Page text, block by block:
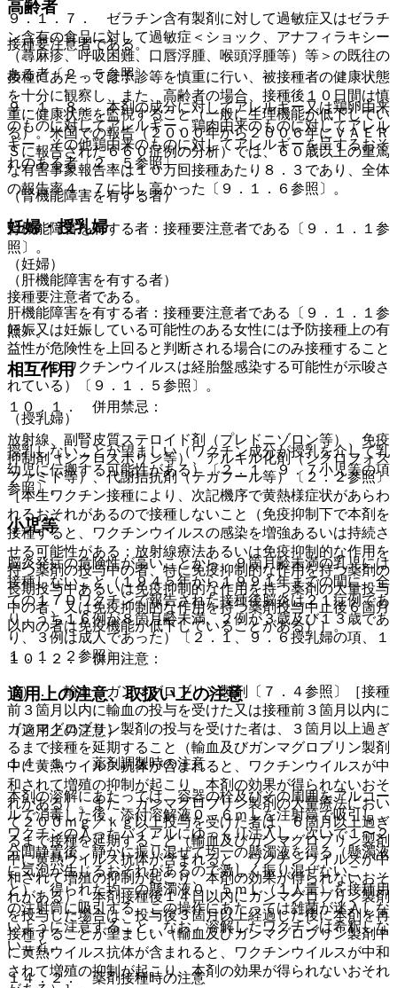
高齢者
接種要注意者である。
接種にあたっては予診等を慎重に行い、被接種者の健康状態
を十分に観察し、また、高齢者の場合、接種後１０日間は慎
重に健康状態を監視すること（一般に生理機能が低下してい
る）。米国での報告（２０００年から２００６年にＶＡＥＲ
Ｓに報告された６６０症例の分析）では、６０歳以上の重篤
な有害事象報告率は１０万回接種あたり８．３であり、全体
の報告率４．７に比し高かった〔９．１．６参照〕。
妊婦・授乳婦
（妊婦）
接種要注意者である。
妊娠又は妊娠している可能性のある女性には予防接種上の有
益性が危険性を上回ると判断される場合にのみ接種すること
（１７Ｄワクチンウイルスは経胎盤感染する可能性が示唆さ
れている）〔９．１．５参照〕。
（授乳婦）
授乳しないことが望ましい（ワクチン成分が授乳を介して乳
幼児に伝搬する可能性がある）〔２．１、９．７小児等の項
参照〕。
小児等
脳炎発症の危険性が高いことから、９箇月齢未満の乳児には
接種しないこと（１９４５年から１９９１年までの間に、全
ての１７Ｄワクチンで報告された接種後脳炎は２１症例であ
り、うち１６例が８箇月齢未満、２例が３歳及び１３歳であ
り、３例は成人であった）〔２．１、９．６授乳婦の項、１
１．１．２参照〕。
適用上の注意、取扱い上の注意
（適用上の注意）
１４．１． 薬剤調製時の注意
本剤の溶解にあたっては、容器の栓及びその周囲をアルコー
ルで消毒した後、添付溶解液０．６ｍＬを注射筒で吸引し、
ワクチンの入ったバイアルにゆっくり注入し、次いで１〜２
分間静置後、静かに振り混ぜて均一の懸濁液を得る（懸濁液
に気泡が生じるおそれがあるので激しく振り混ぜないこ
と）。得られた均一の懸濁液０．５ｍＬ（１人量）を接種用
の注射筒に吸引する。この操作にあたっては雑菌が迷入しな
いように注意すること。なお、溶解したワクチンは希釈しな
いこと。
１４．２． 薬剤接種時の注意
９．１．７． ゼラチン含有製剤に対して過敏症又はゼラチ
ン含有の食品に対して過敏症＜ショック、アナフィラキシー
（蕁麻疹、呼吸困難、口唇浮腫、喉頭浮腫等）等＞の既往の
ある者〔２．５参照〕。
９．１．８． 本剤の成分に対してアレルギー又は鶏卵由来
のものに対してアレルギー、鶏肉由来のものに対してアレル
ギー、その他鶏由来のものに対してアレルギーを呈するおそ
れのある者〔２．５参照〕。
（腎機能障害を有する者）
腎機能障害を有する者：接種要注意者である〔９．１．１参
照〕。
（肝機能障害を有する者）
肝機能障害を有する者：接種要注意者である〔９．１．１参
照〕。
相互作用
１０．１． 併用禁忌：
放射線、副腎皮質ステロイド剤（プレドニゾロン等）、免疫
抑制剤（シクロスポリン等）、アルキル化剤（シクロフォス
ファミド等）、代謝拮抗剤（テガフール等）〔２．２参照〕
［本生ワクチン接種により、次記機序で黄熱様症状があらわ
れるおそれがあるので接種しないこと（免疫抑制下で本剤を
接種すると、ワクチンウイルスの感染を増強あるいは持続さ
せる可能性がある；放射線療法あるいは免疫抑制的な作用を
持つ薬剤の投与中の者、特に免疫抑制的な作用を持つ薬剤の
長期投与中あるいは免疫抑制的な作用を持つ薬剤の大量投与
中の者、又は免疫抑制的な作用を持つ薬剤投与中止後６箇月
以内の者は免疫機能が低下していることがある）］。
１０．２． 併用注意：
１）． 輸血、ガンマグロブリン製剤〔７．４参照〕［接種
前３箇月以内に輸血の投与を受けた又は接種前３箇月以内に
ガンマグロブリン製剤の投与を受けた者は、３箇月以上過ぎ
るまで接種を延期すること（輸血及びガンマグロブリン製剤
中に黄熱ウイルス抗体が含まれると、ワクチンウイルスが中
和されて増殖の抑制が起こり、本剤の効果が得られないおそ
れがある）。また、ガンマグロブリン製剤の大量療法におい
て２００ｍｇ／ｋｇ以上投与を受けた者は、６箇月以上過ぎ
るまで接種を延期すること（輸血及びガンマグロブリン製剤
中に黄熱ウイルス抗体が含まれると、ワクチンウイルスが中
和されて増殖の抑制が起こり、本剤の効果が得られないおそ
れがある）。本剤接種後１４日以内にガンマグロブリン製剤
を投与した場合は、投与後３箇月以上経過した後に本剤を再
接種することが望ましい（輸血及びガンマグロブリン製剤中
に黄熱ウイルス抗体が含まれると、ワクチンウイルスが中和
されて増殖の抑制が起こり、本剤の効果が得られないおそれ